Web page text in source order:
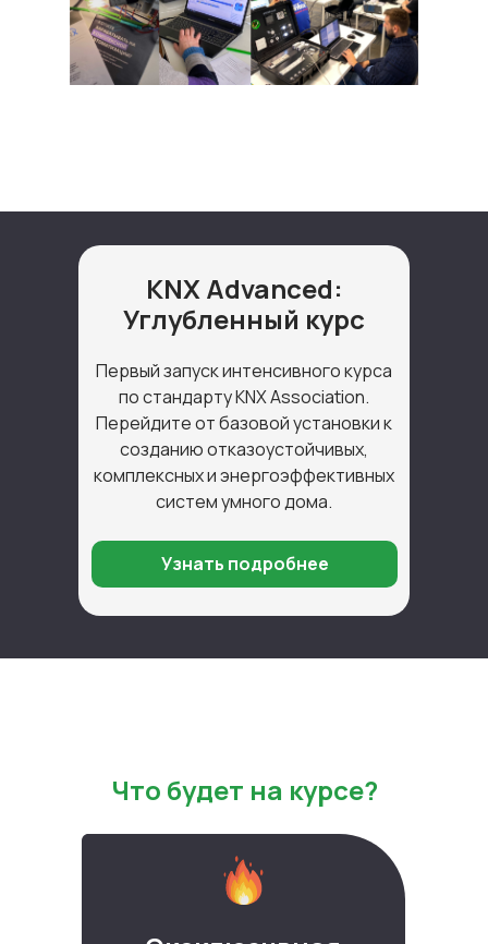
Первый запуск интенсивного курса
по стандарту KNX Association.
Перейдите от базовой установки к
созданию отказоустойчивых,
комплексных и энергоэффективных
систем умного дома.
KNX Advanced:
Углубленный курс
Узнать подробнее
Что будет на курсе?